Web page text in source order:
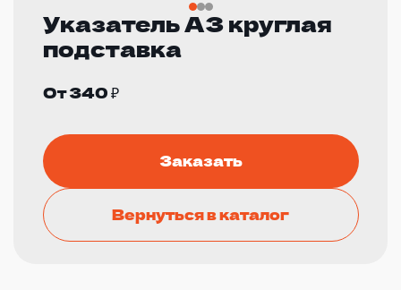
Указатель А3 круглая
подставка
От 340 ₽
Заказать
Вернуться в каталог